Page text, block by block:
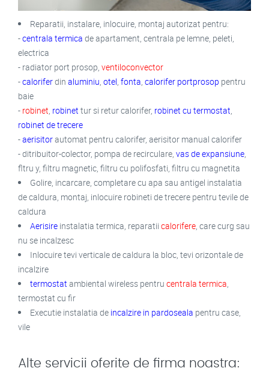
Reparatii, instalare, inlocuire, montaj autorizat pentru:
-centrala termica de apartament, centrala pe lemne, peleti,
electrica
- radiator port prosop, ventiloconvector
-caloriferdin aluminiu, otel, fonta, calorifer portprosop pentru
baie
- robinet, robinet tur si retur calorifer, robinet cu termostat,
robinet de trecere
-aerisitorautomat pentru calorifer, aerisitor manual calorifer
- ditribuitor-colector, pompa de recirculare, vas de expansiune,
fltru y, filtru magnetic, filtru cu polifosfati, filtru cu magnetita
Golire, incarcare, completare cu apa sau antigel instalatia
de caldura, montaj, inlocuire robineti de trecere pentru tevile de
caldura
Aerisire instalatia termica, reparatii calorifere, care curg sau
nu se incalzesc
Inlocuire tevi verticale de caldura la bloc, tevi orizontale de
incalzire
termostat ambiental wireless pentru centrala termica,
termostat cu fir
Executie instalatia de incalzire in pardoseala pentru case,
vile
Alte servicii oferite de firma noastra: